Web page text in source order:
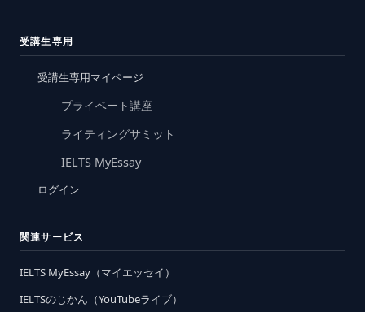
受講生専用
受講生専用マイページ
プライベート講座
ライティングサミット
IELTS MyEssay
ログイン
関連サービス
IELTS MyEssay（マイエッセイ）
IELTSのじかん（YouTubeライブ）